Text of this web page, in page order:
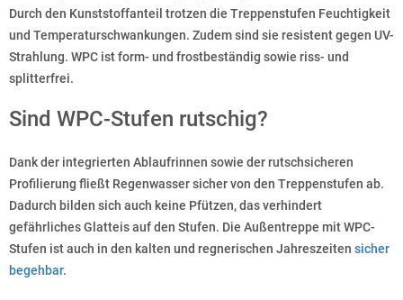
Durch den Kunststoffanteil trotzen die Treppenstufen Feuchtigkeit
und Temperaturschwankungen. Zudem sind sie resistent gegen UV-
Strahlung. WPC ist form- und frostbeständig sowie riss- und
splitterfrei.
Sind WPC-Stufen rutschig?
Dank der integrierten Ablaufrinnen sowie der rutschsicheren
Profilierung fließt Regenwasser sicher von den Treppenstufen ab.
Dadurch bilden sich auch keine Pfützen, das verhindert
gefährliches Glatteis auf den Stufen. Die Außentreppe mit WPC-
Stufen ist auch in den kalten und regnerischen Jahreszeiten sicher
begehbar.